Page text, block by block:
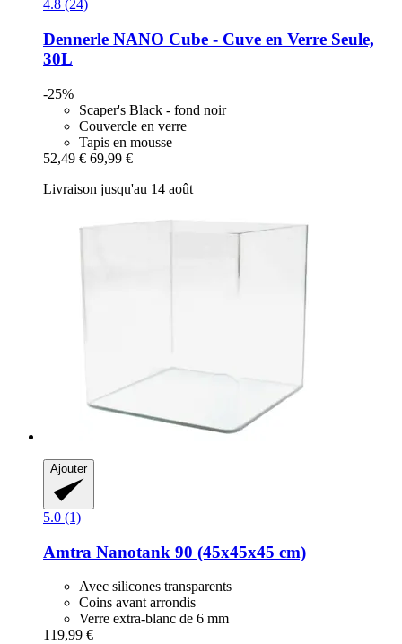
4.8 (24)
Dennerle NANO Cube -​ Cuve en Verre Seule,
30L
-25%
Scaper's Black - fond noir
Couvercle en verre
Tapis en mousse
52,49 € 69,99 €
Livraison jusqu'au 14 août
Ajouter
5.0 (1)
Amtra Nanotank 90 (45x45x45 cm)
Avec silicones transparents
Coins avant arrondis
Verre extra-blanc de 6 mm
119,99 €